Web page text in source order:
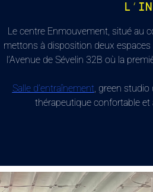
Le centre Enmouvement, situé au
mettons à disposition deux espaces
l’Avenue de Sévelin 32B où la
Salle d’entraînement, green studio
thérapeutique confortable